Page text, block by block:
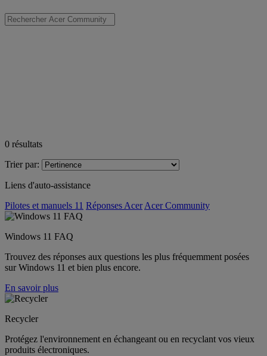
0 résultats
Trier par:
Liens d'auto-assistance
Pilotes et manuels 11 Réponses Acer Acer Community
Windows 11 FAQ
Trouvez des réponses aux questions les plus fréquemment posées
sur Windows 11 et bien plus encore.
En savoir plus
Recycler
Protégez l'environnement en échangeant ou en recyclant vos vieux
produits électroniques.